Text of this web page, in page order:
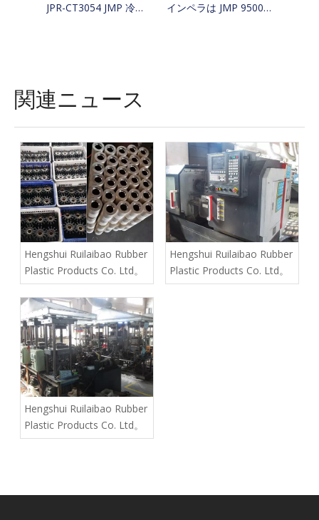
JPR-CT3054 JMP 冷却ボート海水ポンプ 4255411、425-5411、Jabsco 29630-1301S、W100000 を交換 インペラは JMP 9500-01/JABSCO 15780-0000/JOHNSON 15299-1000 の代替品
関連ニュース
Hengshui Ruilaibao Rubber
Plastic Products Co. Ltd。
Hengshui Ruilaibao Rubber
Plastic Products Co. Ltd。
Hengshui Ruilaibao Rubber
Plastic Products Co. Ltd。